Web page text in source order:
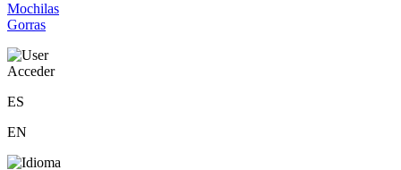
Mochilas
Gorras
Acceder
ES
EN